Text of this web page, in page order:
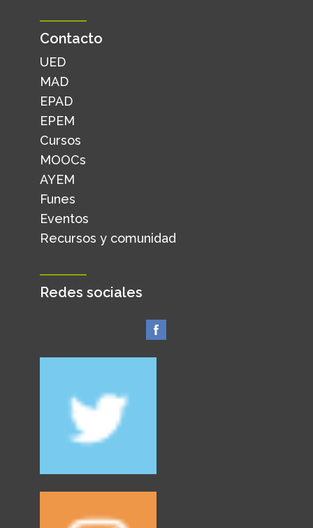
Contacto
UED
MAD
EPAD
EPEM
Cursos
MOOCs
AYEM
Funes
Eventos
Recursos y comunidad
Redes sociales